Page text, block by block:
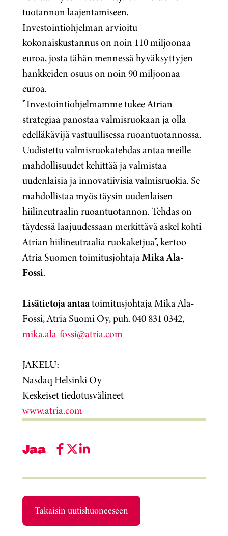
tuotannon laajentamiseen.
Investointiohjelman arvioitu
kokonaiskustannus on noin 110 miljoonaa
euroa, josta tähän mennessä hyväksyttyjen
hankkeiden osuus on noin 90 miljoonaa
euroa.
”Investointiohjelmamme tukee Atrian
strategiaa panostaa valmisruokaan ja olla
edelläkävijä vastuullisessa ruoantuotannossa.
Uudistettu valmisruokatehdas antaa meille
mahdollisuudet kehittää ja valmistaa
uudenlaisia ja innovatiivisia valmisruokia. Se
mahdollistaa myös täysin uudenlaisen
hiilineutraalin ruoantuotannon. Tehdas on
täydessä laajuudessaan merkittävä askel kohti
Atrian hiilineutraalia ruokaketjua”, kertoo
Atria Suomen toimitusjohtajaMika Ala-
Fossi.
Lisätietoja antaatoimitusjohtaja Mika Ala-
Fossi, Atria Suomi Oy, puh. 040 831 0342,
mika.ala-fossi@atria.com
JAKELU:
Nasdaq Helsinki Oy
Keskeiset tiedotusvälineet
www.atria.com
Jaa
Takaisin uutishuoneeseen